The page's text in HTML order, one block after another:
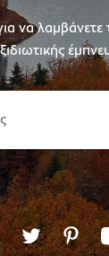
να